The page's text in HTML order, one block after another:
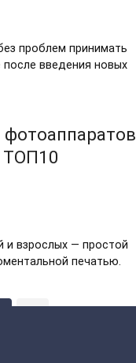
проблем принимать
введения новых
ТОП10
и взрослых — простой
печатью.